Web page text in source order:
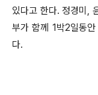
있다고 한다. 정경미,
부가 함께 1박2일동
다.